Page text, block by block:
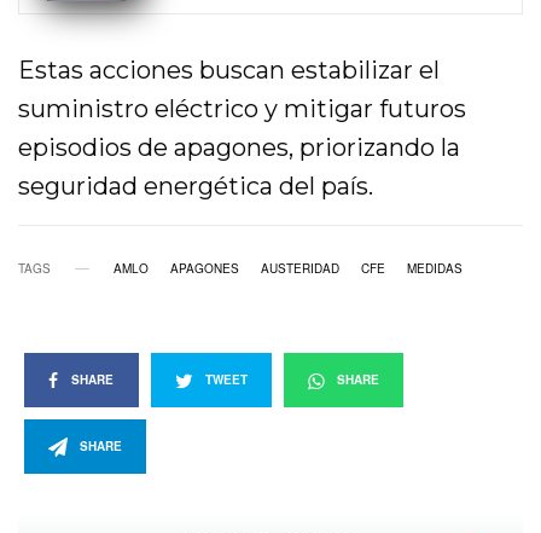
Estas acciones buscan estabilizar el
suministro eléctrico y mitigar futuros
episodios de apagones, priorizando la
seguridad energética del país.
TAGS AMLO APAGONES AUSTERIDAD CFE MEDIDAS
SHARE TWEET SHARE
SHARE